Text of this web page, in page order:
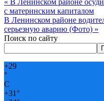
с материнским капиталом
В Ленинском районе
серьезную аварию (Фото) »
Поиск по сайту
+29
°
C
+31°